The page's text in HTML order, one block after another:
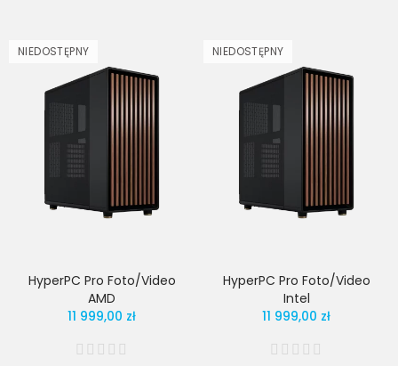
NIEDOSTĘPNY
HyperPC Pro Foto/Video
AMD
11 999,00 zł
NIEDOSTĘPNY
HyperPC Pro Foto/Video
Intel
11 999,00 zł